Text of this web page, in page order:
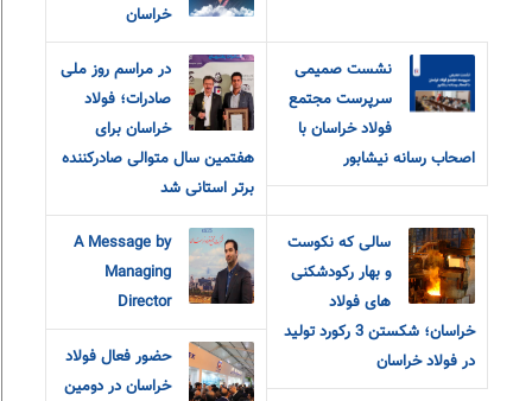
خراسان
نشست صمیمی
سرپرست مجتمع
فولاد خراسان با
اصحاب رسانه نیشابور
در مراسم روز ملی
صادرات؛ فولاد
خراسان برای
هفتمین سال متوالی صادرکننده
برتر استانی شد
سالی که نکوست
و بهار رکودشکنی
های فولاد
خراسان؛ شکستن 3 رکورد تولید
در فولاد خراسان
A Message by
Managing
Director
حضور فعال فولاد
خراسان در دومین